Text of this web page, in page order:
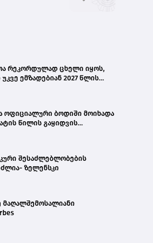
მუხლით
რეკორდულად ცხელი იყოს,
ემზადებიან 2027 წლის
ოფიციალური ბოდიში მოიხადა
წილის გაყიდვის
შესაძლებლობების
ზელენსკი
მაღალშემოსალიანი